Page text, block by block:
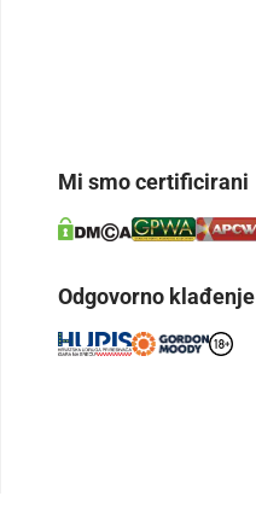
Mi smo certificirani
Odgovorno klađenje